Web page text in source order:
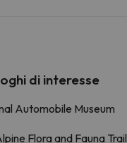
di interesse
Automobile Museum
Flora and Fauna Trail